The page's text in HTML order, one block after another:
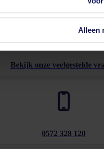
Alleen
Bekijk onze veelgestelde
0572 328 120